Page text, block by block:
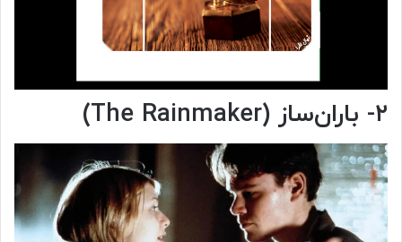
۲- باران‌ساز (The Rainmaker)